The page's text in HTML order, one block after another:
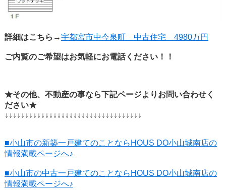
詳細はこちら→宇都宮市中今泉町 中古住宅 4980万円
ご内覧のご希望はお気軽にお電話ください！！
★その他、不動産の事なら下記ページよりお問い合わせく
ださい★
↓↓↓↓↓↓↓↓↓↓↓↓↓↓↓↓↓↓↓↓↓↓↓↓↓↓↓↓↓↓↓↓↓↓
■小山市の新築一戸建てのことならHOUS DO小山城南店の
情報満載ページへ♪
■小山市の中古一戸建てのことならHOUS DO小山城南店の
情報満載ページへ♪